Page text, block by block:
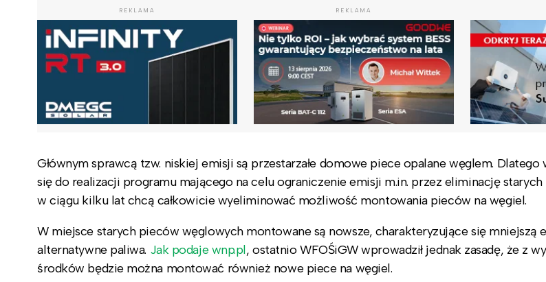
REKLAMA REKLAMA
Głównym sprawcą tzw. niskiej emisji są przestarzałe domowe piece opalane węglem. Dlatego
się do realizacji programu mającego na celu ograniczenie emisji m.in. przez eliminację
w ciągu kilku lat chcą całkowicie wyeliminować możliwość montowania pieców na węgiel.
W miejsce starych pieców węglowych montowane są nowsze, charakteryzujące się mniejszą
alternatywne paliwa. Jak podaje wnp.pl, ostatnio WFOŚiGW wprowadził jednak zasadę, że z
środków będzie można montować również nowe piece na węgiel.